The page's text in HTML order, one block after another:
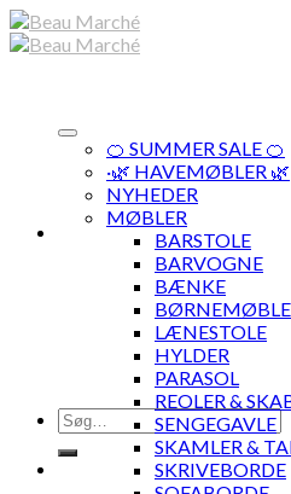
Skip
to
Søg
efter:
🍊 SUMMER SALE 🍊
·🌿 HAVEMØBLER 🌿
NYHEDER
MØBLER
BARSTOLE
BARVOGNE
BÆNKE
LÆNESTOLE
HYLDER
PARASOL
REOLER &
SENGEGAVLE
SKAMLER &
SKRIVEBORDE